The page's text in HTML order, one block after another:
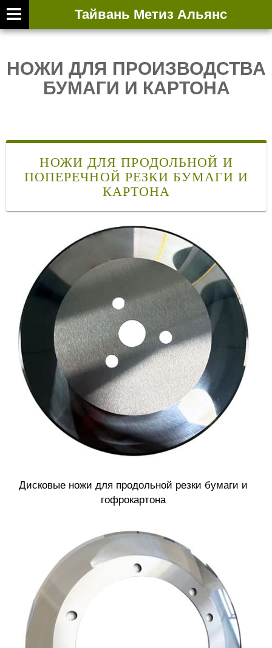
Тайвань Метиз Альянс
НОЖИ ДЛЯ ПРОИЗВОДСТВА
БУМАГИ И КАРТОНА
НОЖИ ДЛЯ ПРОДОЛЬНОЙ И
ПОПЕРЕЧНОЙ РЕЗКИ БУМАГИ И
КАРТОНА
Дисковые ножи для продольной резки бумаги и
гофрокартона